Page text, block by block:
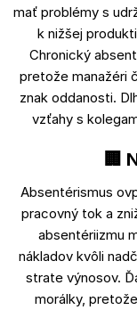
mať problémy s
k nižšej
Chronický
pretože manažéri
znak oddanosti.
vzťahy s
🏢
Absentérismus
pracovný tok a
absentériizmu
nákladov kvôli
strate výnosov.
morálky,